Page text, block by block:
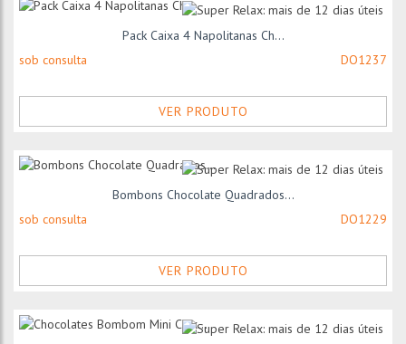
Pack Caixa 4 Napolitanas Ch...
sob consulta
DO1237
VER PRODUTO
Bombons Chocolate Quadrados...
sob consulta
DO1229
VER PRODUTO